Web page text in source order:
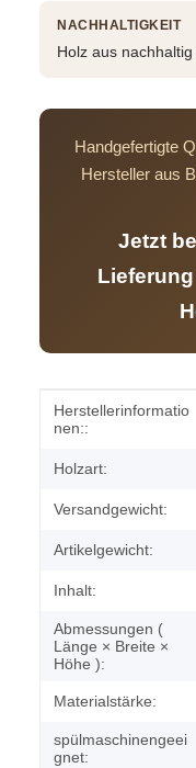
NACHHALTIGKEIT
Holz aus
Handgefertigte
Hersteller aus
Jetzt
Produkteigenschaft
Wert
Herstellerinformatio
nen::
Holzart:
Versandgewicht:
Artikelgewicht:
Inhalt:
Abmessungen (
Länge × Breite ×
Höhe ):
Materialstärke:
spülmaschinengeei
gnet: